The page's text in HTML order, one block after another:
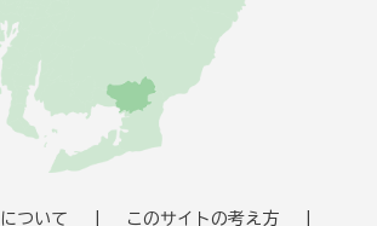
ついて このサイトの考え方